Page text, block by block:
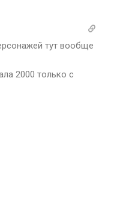
тут вообще
2000 только с